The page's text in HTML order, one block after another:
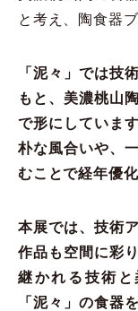
と考え、陶食器
「泥々」では技
もと、美濃桃山
で形にしていま
朴な風合いや、
むことで経年優
本展では、技術
作品も空間に彩
継かれる技術
「泥々」の食器